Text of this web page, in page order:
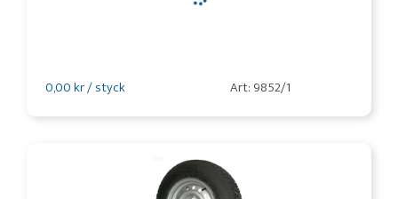
0,00 kr / styck Art: 9852/1